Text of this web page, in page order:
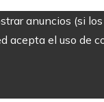
anuncios (si
el uso de